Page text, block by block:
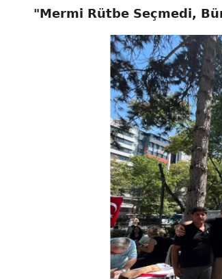
"Mermi Rütbe Seçmedi,